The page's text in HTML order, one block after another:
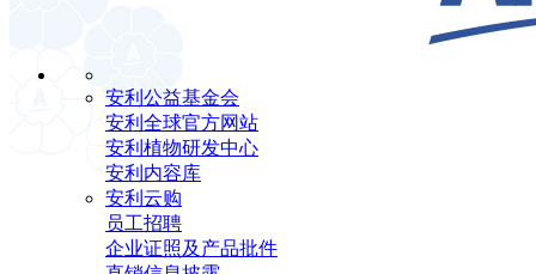
安利公益基金会
安利全球官方网站
安利植物研发中心
安利内容库
安利云购
员工招聘
企业证照及产品批件